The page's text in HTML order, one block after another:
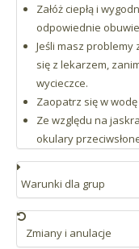
Załóż ciepłą i
odpowiednie
Jeśli masz
się z lekarzem,
wycieczce.
Zaopatrz się w
Ze względu na
okulary
Warunki dla grup
Rezerwacja dla
równowartość
Zmiany i anulacje